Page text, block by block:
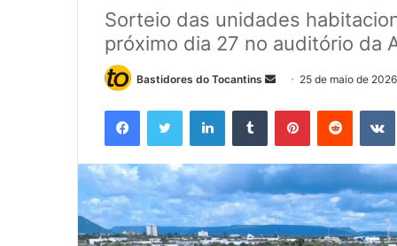
Sorteio das unidades
próximo dia 27 no auditório da
Bastidores do Tocantins
d
e
u
e
25 de maio de 2026